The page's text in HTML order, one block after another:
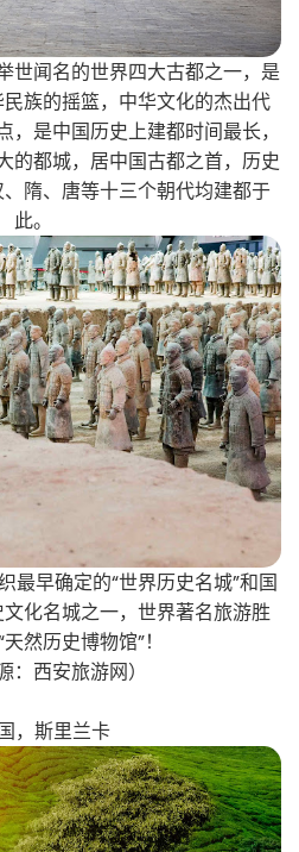
世闻名的世界四大古都之一，是
族的摇篮，中华文化的杰出代
是中国历史上建都时间最长，
的都城，居中国古都之首，历史
隋、唐等十三个朝代均建都于
此。
最早确定的“世界历史名城”和国
化名城之一，世界著名旅游胜
然历史博物馆”！
：西安旅游网）
，斯里兰卡